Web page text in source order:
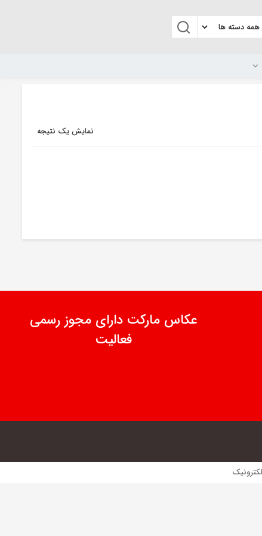
نمایش یک نتیجه
عکاس مارکت دارای مجوز رسمی
فعالیت